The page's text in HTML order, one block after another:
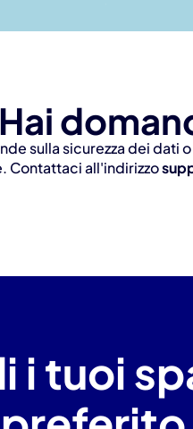
Hai
sulla sicurezza dei dati
Contattaci all'indirizzo
i tuoi